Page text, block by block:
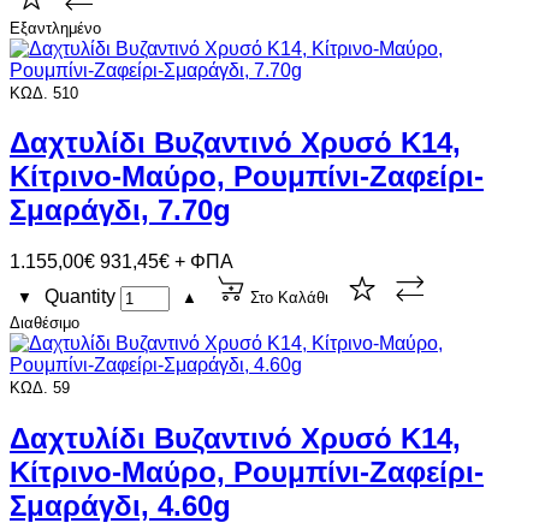
Εξαντλημένο
ΚΩΔ. 510
Δαχτυλίδι Βυζαντινό Χρυσό Κ14,
Κίτρινο-Μαύρο, Ρουμπίνι-Ζαφείρι-
Σμαράγδι, 7.70g
1.155,00€ 931,45€ + ΦΠΑ
▼ Quantity ▲
Στο Καλάθι
Διαθέσιμο
ΚΩΔ. 59
Δαχτυλίδι Βυζαντινό Χρυσό Κ14,
Κίτρινο-Μαύρο, Ρουμπίνι-Ζαφείρι-
Σμαράγδι, 4.60g